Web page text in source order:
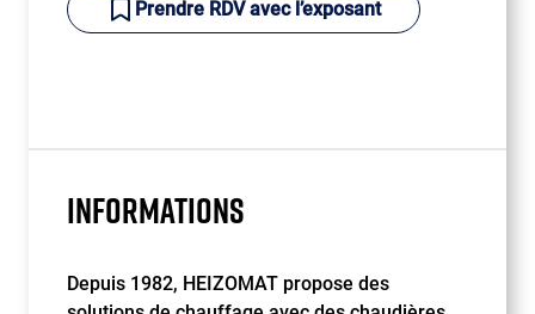
Prendre RDV avec l’exposant
INFORMATIONS
Depuis 1982, HEIZOMAT propose des